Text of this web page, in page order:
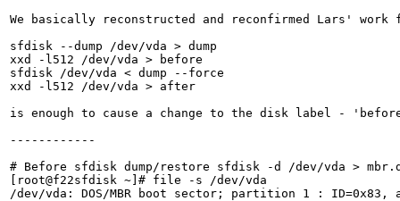
We basically reconstructed and reconfirmed Lars'
sfdisk --dump /dev/vda > dump
xxd -l512 /dev/vda > before
sfdisk /dev/vda < dump --force
xxd -l512 /dev/vda > after
is enough to cause a change to the disk label -
------------
# Before sfdisk dump/restore sfdisk -d /dev/vda >
[root@f22sfdisk ~]# file -s /dev/vda
/dev/vda: DOS/MBR boot sector; partition 1 : ID=0x83,